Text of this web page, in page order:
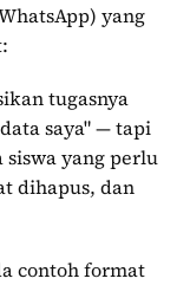
yang
tugasnya
saya" — tapi
siswa yang perlu
dihapus, dan
contoh format